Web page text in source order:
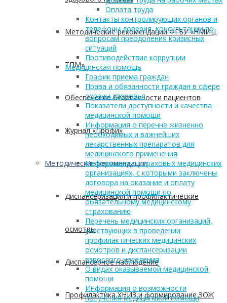
Методические рекомендации ФГБУ «НМИЦ
ТПМ»
Обеспечение безопасности пациентов
Журнал «Профи»
Методические рекомендации
Диспансеризация и профилактические
осмотры
Диспансерное наблюдение
Профилактика ХНИЗ и формирование ЗОЖ
Оплата труда
Контакты контролирующих органов и
телефоны доверия, консультации по
вопросам преодоления кризисных
ситуаций
Противодействие коррупции
Медицинская помощь
График приема граждан
Права и обязанности граждан в сфере
охраны здоровья
Показатели доступности и качества
медицинской помощи
Информация о перечне жизненно
необходимых и важнейших
лекарственных препаратов для
медицинского применения
Информация о страховых медицинских
организациях, с которыми заключены
договора на оказание и оплату
медицинской помощи по
обязательному медицинскому
страхованию
Перечень медицинских организаций,
участвующих в проведении
профилактических медицинских
осмотров и диспансеризации
взрослого населения
О видах оказываемой медицинской
помощи
Информация о возможности
получения медицинской помощи